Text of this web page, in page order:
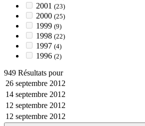
2001 (23)
2000 (25)
1999 (9)
1998 (22)
1997 (4)
1996 (2)
949 Résultats pour
26 septembre 2012
14 septembre 2012
12 septembre 2012
12 septembre 2012